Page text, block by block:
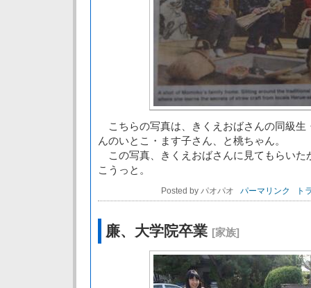
こちらの写真は、きくえおばさんの同級生
んのいとこ・ます子さん、と桃ちゃん。
この写真、きくえおばさんに見てもらいた
こうっと。
Posted by パオパオ パーマリンク ト
廉、大学院卒業 [家族]